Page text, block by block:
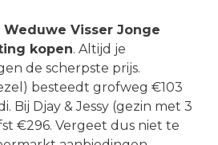
Weduwe Visser Jonge
kopen. Altijd je
de scherpste prijs.
besteedt grofweg €103
Bij Djay & Jessy (gezin met 3
€296. Vergeet dus niet te